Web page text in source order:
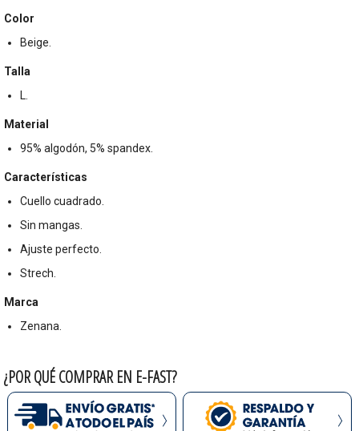
Color
Beige.
Talla
L.
Material
95% algodón, 5% spandex.
Características
Cuello cuadrado.
Sin mangas.
Ajuste perfecto.
Strech.
Marca
Zenana.
¿POR QUÉ COMPRAR EN E-FAST?